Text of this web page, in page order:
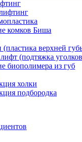
комков Биша
(пластика верхней
(подтяжка
биополимера из губ
холки
подбородка